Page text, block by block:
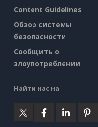
Content Guidelines
Обзор системы
безопасности
Сообщить о
злоупотреблении
Найти нас на